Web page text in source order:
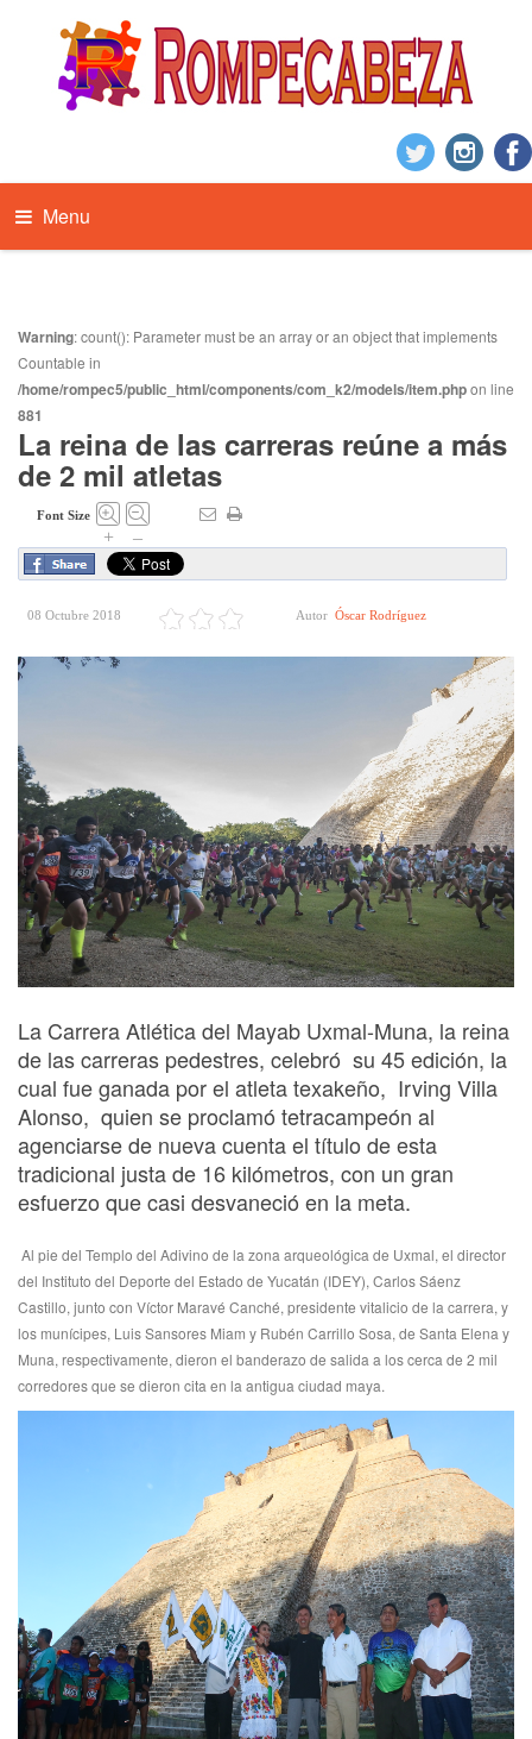
Menu
Warning: count(): Parameter must be an array or an object that implements
Countable in
/home/rompec5/public_html/components/com_k2/models/item.phpon line
881
La reina de las carreras reúne a más
de 2 mil atletas
Font Size
+ –
08 Octubre 2018 Autor Óscar Rodríguez
La Carrera Atlética del Mayab Uxmal-Muna, la reina
de las carreras pedestres, celebró su 45 edición, la
cual fue ganada por el atleta texakeño, Irving Villa
Alonso, quien se proclamó tetracampeón al
agenciarse de nueva cuenta el título de esta
tradicional justa de 16 kilómetros, con un gran
esfuerzo que casi desvaneció en la meta.
Al pie del Templo del Adivino de la zona arqueológica de Uxmal, el director
del Instituto del Deporte del Estado de Yucatán (IDEY), Carlos Sáenz
Castillo, junto con Víctor Maravé Canché, presidente vitalicio de la carrera, y
los munícipes, Luis Sansores Miam y Rubén Carrillo Sosa, de Santa Elena y
Muna, respectivamente, dieron el banderazo de salida a los cerca de 2 mil
corredores que se dieron cita en la antigua ciudad maya.